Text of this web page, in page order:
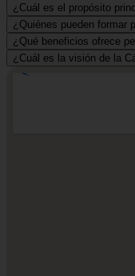
¿Cuál es el propósito
¿Quiénes pueden formar
¿Qué beneficios ofrece
¿Cuál es la visión de la